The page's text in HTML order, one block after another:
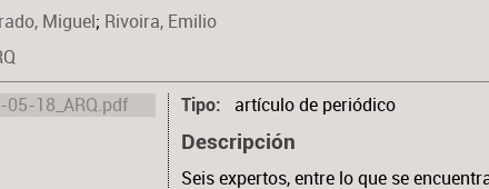
Miguel; Rivoira, Emilio
Tipo artículo de periódico
Descripción
Seis expertos, entre lo que se